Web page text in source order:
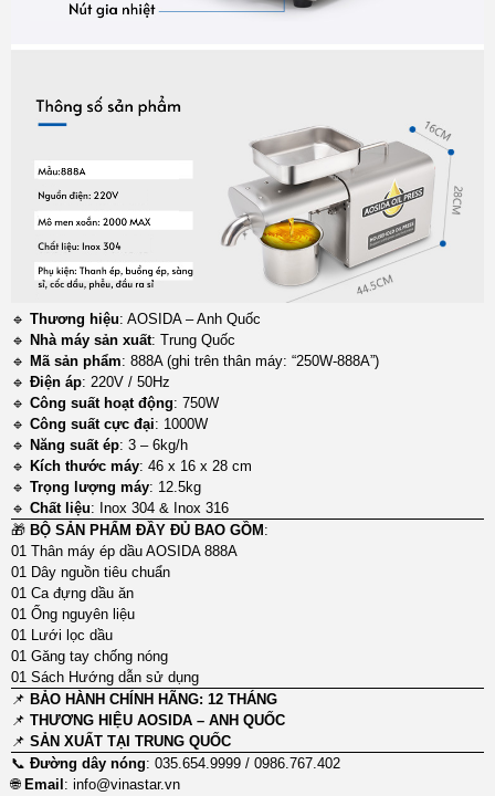
🔹 Thương hiệu: AOSIDA – Anh Quốc
🔹 Nhà máy sản xuất: Trung Quốc
🔹 Mã sản phẩm: 888A (ghi trên thân máy: “250W-888A”)
🔹 Điện áp: 220V / 50Hz
🔹 Công suất hoạt động: 750W
🔹 Công suất cực đại: 1000W
🔹 Năng suất ép: 3 – 6kg/h
🔹 Kích thước máy: 46 x 16 x 28 cm
🔹 Trọng lượng máy: 12.5kg
🔹 Chất liệu: Inox 304 & Inox 316
🎁 BỘ SẢN PHẨM ĐẦY ĐỦ BAO GỒM :
01 Thân máy ép dầu AOSIDA 888A
01 Dây nguồn tiêu chuẩn
01 Ca đựng dầu ăn
01 Ống nguyên liệu
01 Lưới lọc dầu
01 Găng tay chống nóng
01 Sách Hướng dẫn sử dụng
📌 BẢO HÀNH CHÍNH HÃNG: 12 THÁNG
📌 THƯƠNG HIỆU AOSIDA – ANH QUỐC
📌 SẢN XUẤT TẠI TRUNG QUỐC
📞 Đường dây nóng: 035.654.9999 / 0986.767.402
🌐 Email : info@vinastar.vn